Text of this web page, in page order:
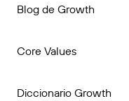
Blog de Growth
Core Values
Diccionario Growth